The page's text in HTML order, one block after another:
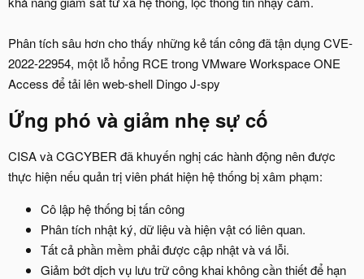
Phân tích sâu hơn cho thấy những kẻ tấn công đã tận dụng CVE-
2022-22954, một lỗ hổng RCE trong VMware Workspace ONE
Access để tải lên web-shell Dingo J-spy
Ứng phó và giảm nhẹ sự cố
CISA và CGCYBER đã khuyến nghị các hành động nên được
thực hiện nếu quản trị viên phát hiện hệ thống bị xâm phạm:
Cô lập hệ thống bị tấn công
Phân tích nhật ký, dữ liệu và hiện vật có liên quan.
Tất cả phần mềm phải được cập nhật và vá lỗi.
Giảm bớt dịch vụ lưu trữ công khai không cần thiết để hạn